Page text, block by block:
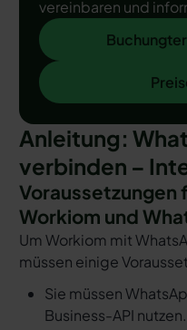
vereinbaren und
Buchungtermin
Preise ansehen
Anleitung:
verbinden –
Voraussetzungen
Workiom und
Um Workiom mit
müssen einige
Sie müssen
Business-API